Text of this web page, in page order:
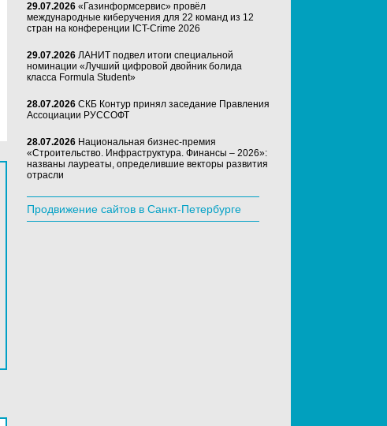
29.07.2026 «Газинформсервис» провёл
международные киберучения для 22 команд из 12
стран на конференции ICT-Crime 2026
29.07.2026 ЛАНИТ подвел итоги специальной
номинации «Лучший цифровой двойник болида
класса Formula Student»
28.07.2026 СКБ Контур принял заседание Правления
Ассоциации РУССОФТ
28.07.2026 Национальная бизнес-премия
«Строительство. Инфраструктура. Финансы – 2026»:
названы лауреаты, определившие векторы развития
отрасли
Продвижение сайтов в Санкт-Петербурге